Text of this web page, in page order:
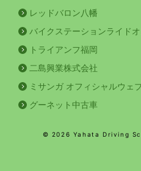
レッドバロン八幡
バイクステーションライド
トライアンフ福岡
二島興業株式会社
ミサンガ オフィシャルウェ
グーネット中古車
© 2026 Yahata Driving